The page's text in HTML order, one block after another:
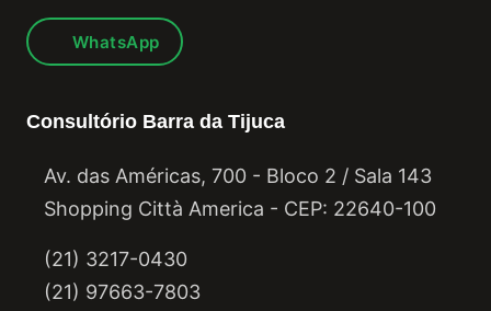
WhatsApp
Consultório Barra da Tijuca
Av. das Américas, 700 - Bloco 2 / Sala 143
Shopping Città America - CEP: 22640-100
(21) 3217-0430
(21) 97663-7803